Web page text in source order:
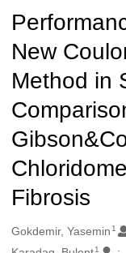
New
Method in
Fibrosis
Oluşturanlar
Gokdemir, Yasemin 1
1